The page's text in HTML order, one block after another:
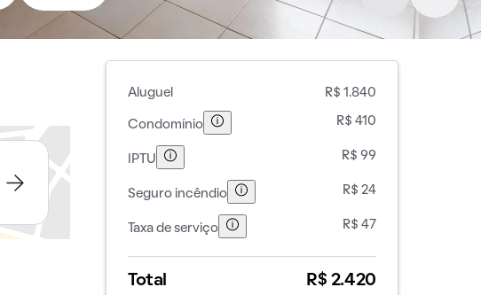
Aluguel R$ 1.840
Condomínio R$ 410
IPTU R$ 99
Seguro incêndio R$ 24
Taxa de serviço R$ 47
Total R$ 2.420